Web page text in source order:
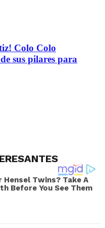
Colo Colo
sus pilares para
Hensel Twins? Take A
Before You See Them